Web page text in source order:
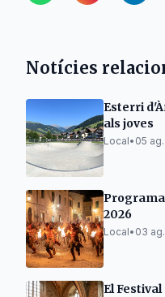
Notícies
Esterri
als joves
Local• 05 ag.
2026
Local• 03 ag.
El